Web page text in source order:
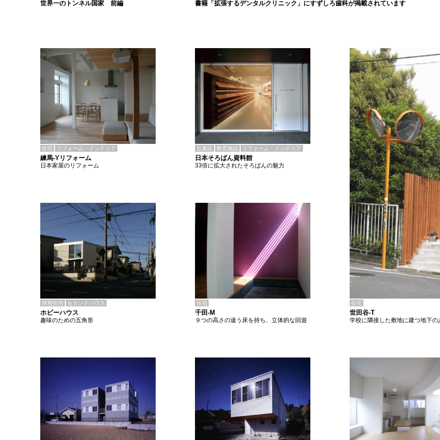
書籍「拡張するデンタルクリニック」にすずしろ歯科が掲載されています
世界一のトンネル国家 前編
住宅 リフォーム・インテリア
練馬-Yリフォーム
日本家屋のリフォーム
台東区 教育施設 リフォーム・インテリア
日本そろばん資料館
33倍に拡大されたそろばんの魅力
併用住宅 セカンドハウス
ホビーハウス
趣味のための五角形
住宅
千田-M
９つの高さの違う床を持ち、立体的な回遊
住宅
世田谷-T
学校に隣接した敷地に建つ地下の